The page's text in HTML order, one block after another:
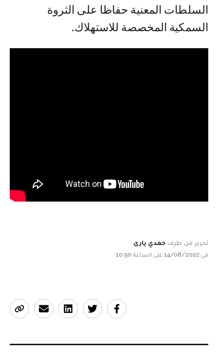
السلطات المعنية حفاظا على الثروة
السمكية المخصصة للاستهلاك.
تحرير من طرف حمدي يارى
في 14/08/2022 على الساعة 10:50